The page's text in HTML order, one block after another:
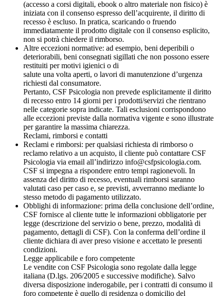
(accesso a corsi digitali, ebook o altro materiale non fisico) è
iniziata con il consenso espresso dell’acquirente, il diritto di
recesso è escluso. In pratica, scaricando o fruendo
immediatamente il prodotto digitale con il consenso esplicito,
non si potrà chiedere il rimborso.
Altre eccezioni normative: ad esempio, beni deperibili o
deteriorabili, beni consegnati sigillati che non possono essere
restituiti per motivi igienici o di
salute una volta aperti, o lavori di manutenzione d’urgenza
richiesti dal consumatore.
Pertanto, CSF Psicologia non prevede esplicitamente il diritto
di recesso entro 14 giorni per i prodotti/servizi che rientrano
nelle categorie sopra indicate. Tali esclusioni corrispondono
alle eccezioni previste dalla normativa vigente e sono illustrate
per garantire la massima chiarezza.
Reclami, rimborsi e contatti
Reclami e rimborsi: per qualsiasi richiesta di rimborso o
reclamo relativo a un acquisto, il cliente può contattare CSF
Psicologia via email all’indirizzo info@csfpsicologia.com.
CSF si impegna a rispondere entro tempi ragionevoli. In
assenza del diritto di recesso, eventuali rimborsi saranno
valutati caso per caso e, se previsti, avverranno mediante lo
stesso metodo di pagamento utilizzato.
Obblighi di informazione: prima della conclusione dell’ordine,
CSF fornisce al cliente tutte le informazioni obbligatorie per
legge (descrizione del servizio o bene, prezzo, modalità di
pagamento, dettagli di CSF). Con la conferma dell’ordine il
cliente dichiara di aver preso visione e accettato le presenti
condizioni.
Legge applicabile e foro competente
Le vendite con CSF Psicologia sono regolate dalla legge
italiana (D.lgs. 206/2005 e successive modifiche). Salvo
diversa disposizione inderogabile, per i contratti di consumo il
foro competente è quello di residenza o domicilio del